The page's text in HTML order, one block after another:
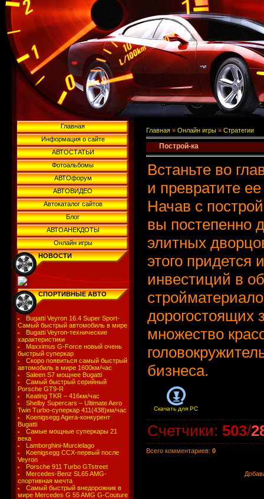
Главная
Информация о сайте
АВТОСТАТЬИ
Фотоальбомы
АВТОфорум
АВТОВИДЕО
Автокаталог сайтов
Блог
АВТОАНЕКДОТЫ
Онлайн игры
НОВОСТИ
СПОРТИВНЫЕ АВТО
Bugatti Veyron 16.4 Super Sport-
Самый быстрый автомобиль в мире
Bugatti Veyron-технические
характеристики
Maxximus G-Force новый очень
быстрый суперкар
Скоро появиться самый быстрый
автомобиль в мире 1600км/час
Saleen S7 мощнее Bugatti
Самый быстрый серийный
Porsche GT9-R
Keating TKR – 416км/час
Shelby Supercars – Ultimate Aero
Twin Turbo-суперкар 411(438)км/час
Koenigsegg Agera-конкурент
Bugatti
Самые мощные суперкары 21
века
Lamborghini-Murcielago
Koenigsegg CCX-первый после
Veyron
Porsche 911 Turbo GTstreet
Mercedes-Benz SL65 AMG-
спортивная мечта
Самый быстрый внедорожник в
мире Mercedes G 55 AMG G-Couture
Главная » Онлайн игры » Стратегии
Построй-ка
Встаньте во
и превратите
Начав с
вы постепенно
элитных
этого придется
инвестиций в
дорогостоящих
множество
бизнеса.
Скачать для PC
Счетчики: 503/
Всего комментариев: 0